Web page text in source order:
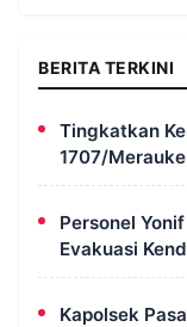
BERITA TERKINI
Tingkatkan
1707/
Petugas
Personel
Evakuasi
Terperosok
Kapolsek